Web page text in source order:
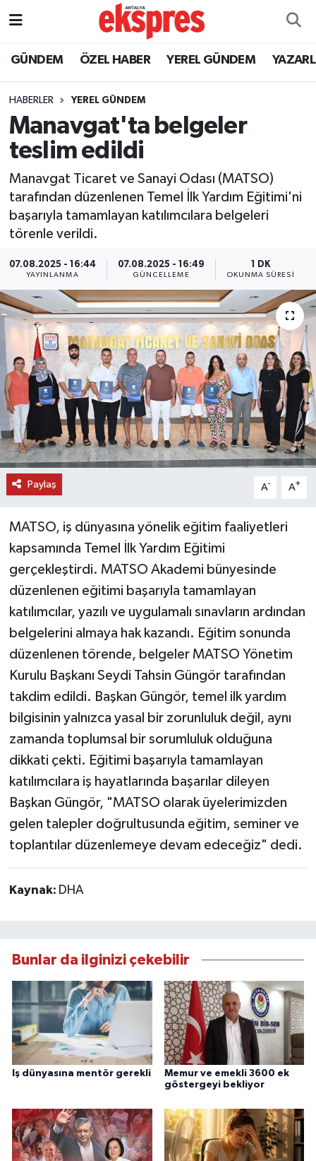
GÜNDEM ÖZEL HABER YEREL GÜNDEM
HABERLER YEREL GÜNDEM
Manavgat'ta belgeler
teslim edildi
Manavgat Ticaret ve Sanayi Odası (MATSO)
tarafından düzenlenen Temel İlk Yardım Eğitimi'ni
başarıyla tamamlayan katılımcılara belgeleri
törenle verildi.
07.08.2025 - 16:44
YAYINLANMA
07.08.2025 - 16:49
GÜNCELLEME
1 DK
OKUNMA SÜRESI
Paylaş A- A+
MATSO, iş dünyasına yönelik eğitim faaliyetleri
kapsamında Temel İlk Yardım Eğitimi
gerçekleştirdi. MATSO Akademi bünyesinde
düzenlenen eğitimi başarıyla tamamlayan
katılımcılar, yazılı ve uygulamalı sınavların ardından
belgelerini almaya hak kazandı. Eğitim sonunda
düzenlenen törende, belgeler MATSO Yönetim
Kurulu Başkanı Seydi Tahsin Güngör tarafından
takdim edildi. Başkan Güngör, temel ilk yardım
bilgisinin yalnızca yasal bir zorunluluk değil, aynı
zamanda toplumsal bir sorumluluk olduğuna
dikkati çekti. Eğitimi başarıyla tamamlayan
katılımcılara iş hayatlarında başarılar dileyen
Başkan Güngör, "MATSO olarak üyelerimizden
gelen talepler doğrultusunda eğitim, seminer ve
toplantılar düzenlemeye devam edeceğiz" dedi.
Kaynak: DHA
Bunlar da ilginizi çekebilir
Iş dünyasına mentör gerekli
Memur ve emekli 3600 ek
göstergeyi bekliyor
ÖZEL HABER
YEREL GÜNDEM
EKONOMİ
KÜLTÜR - SANAT
SPOR
SİYASET
SAĞLIK
DÜNYA
EĞİTİM
TURİZM
RÖPORTAJ
VİDEO HABERLER
YAZARLAR
MAGAZİN
Nöbetçi Eczaneler
Trafik Durumu
Süper Lig Puan Durumu ve Fikstür
Tüm Manşetler
Son Dakika Haberleri
Haber Arşivi